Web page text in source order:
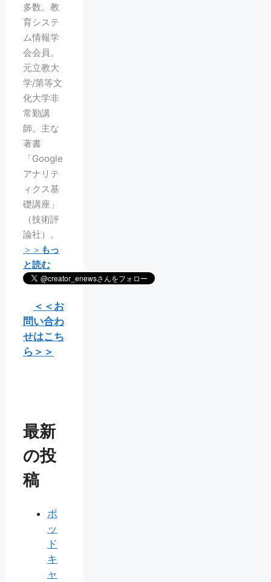
多数。教
育システ
ム情報学
会会員。
元立教大
学/第等文
化大学非
常勤講
師。主な
著書
「Google
アナリテ
ィクス基
礎講座」
（技術評
論社）。
＞＞ もっ
と読む
＜＜お
問い合わ
せはこち
ら＞＞
最新
の投
稿
ポ
ッ
ド
キ
ャ